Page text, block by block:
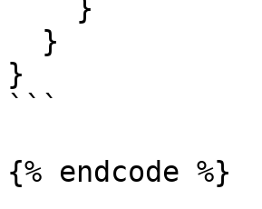
}
```
{% endcode %}